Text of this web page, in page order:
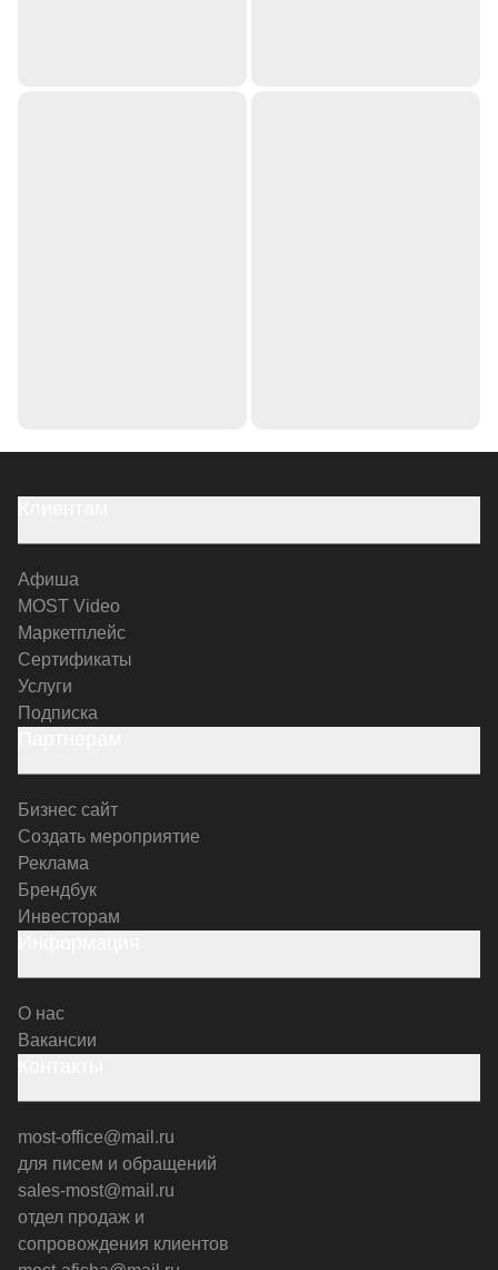
Афиша
MOST Video
Маркетплейс
Сертификаты
Услуги
Подписка
Бизнес сайт
Создать мероприятие
Реклама
Брендбук
Инвесторам
О нас
Вакансии
most-office@mail.ru
для писем и обращений
sales-most@mail.ru
отдел продаж и
сопровождения клиентов